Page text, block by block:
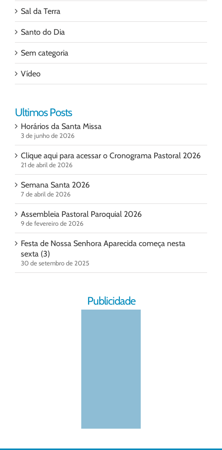
Sal da Terra
Santo do Dia
Sem categoria
Vídeo
Ultimos Posts
Horários da Santa Missa
3 de junho de 2026
Clique aqui para acessar o Cronograma Pastoral 2026
21 de abril de 2026
Semana Santa 2026
7 de abril de 2026
Assembleia Pastoral Paroquial 2026
9 de fevereiro de 2026
Festa de Nossa Senhora Aparecida começa nesta
sexta (3)
30 de setembro de 2025
Publicidade